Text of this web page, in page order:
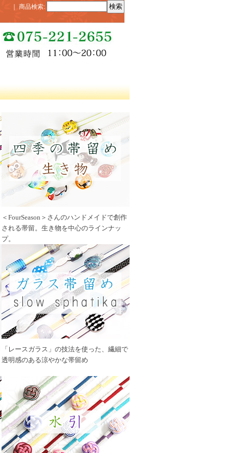
商品検索:
＜FourSeason＞さんのハンドメイドで創作
される帯留。生き物を中心のラインナッ
プ。
「レースガラス」の技法を使った、繊細で
透明感のある涼やかな帯留め